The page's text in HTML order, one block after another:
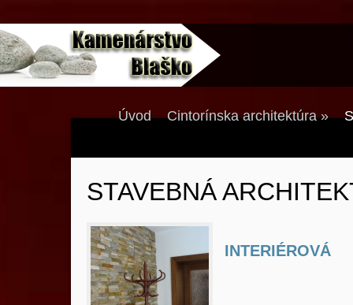
Úvod Cintorínska architektúra»
STAVEBNÁ
INTERIÉROVÁ